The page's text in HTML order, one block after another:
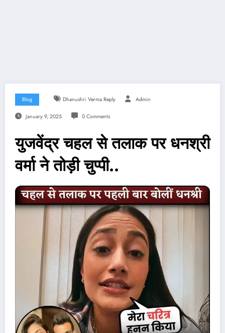
Blog Dhanushri Verma Reply Admin
January 9, 2025 0 Comments
युजवेंद्र चहल से तलाक पर धनश्री
वर्मा ने तोड़ी चुप्पी..